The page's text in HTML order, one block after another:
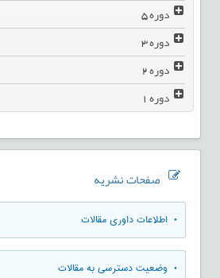
دوره5
دوره3
دوره2
دوره1
صفحات نشریه
• اطلاعات داوری مقالات
• وضعیت دسترسی به مقالات